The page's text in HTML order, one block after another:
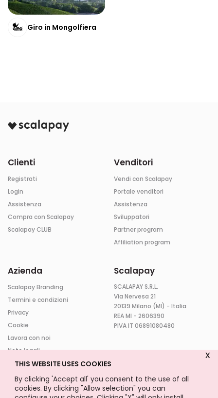
x
THIS WEBSITE USES COOKIES
By clicking 'Accept all' you consent to the use of all
cookies. By clicking "Allow selection" you can
Giro in Mongolfiera
Clienti
Registrati
Login
Assistenza
Compra con Scalapay
Scalapay CLUB
Venditori
Vendi con Scalapay
Portale venditori
Assistenza
Sviluppatori
Partner program
Affiliation program
Azienda
Scalapay Branding
Termini e condizioni
Privacy
Cookie
Lavora con noi
Note legali
Hackathon
Scalapay
SCALAPAY S.R.L.
Via Nervesa 21
20139 Milano (MI) - Italia
REA MI - 2606390
PIVA IT 06891080480